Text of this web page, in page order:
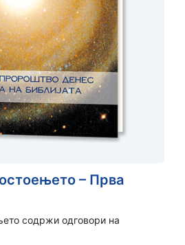
– Прва
содржи одговори на